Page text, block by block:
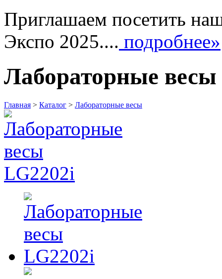
Приглашаем посетить
Экспо 2025.... подробнее»
Лабораторные
Главная > Каталог > Лабораторные весы